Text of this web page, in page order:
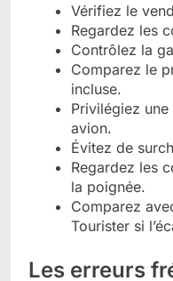
Vérifiez le
Regardez les
Contrôlez la
Comparez le
incluse.
Privilégiez
avion.
Évitez de
Regardez les
la poignée.
Comparez
Tourister si
Les erreurs